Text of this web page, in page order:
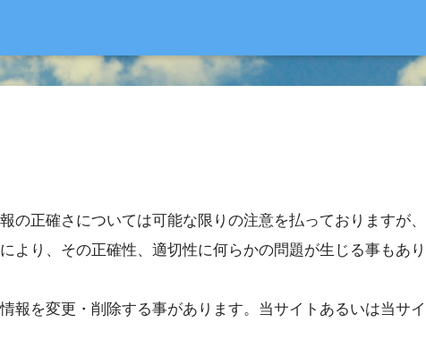
の正確さについては可能な限りの注意を払っておりますが、
より、その正確性、適切性に何らかの問題が生じる事もあり
報を変更・削除する事があります。当サイトあるいは当サイ